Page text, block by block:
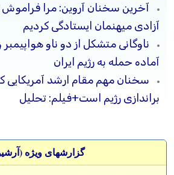
آخرین سخنان آروین: مرا فراموش
آزادی میهنمان ایستادگی کردیم
آماده حمله به رژیم ایران
سخنان مهم مقام ارشد آمریکایی
براندازی رژیم است+فیلم: تحلیل
گزارشهای ویژه